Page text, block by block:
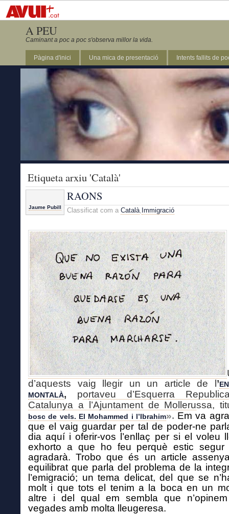
A PEU
Caminant a poc a poc s'observa millor la vida.
Pàgina d'inici Una mica de presentació Intents fallits de
Etiqueta arxiu 'Català'
Jaume Pubill
RAONS
Classificat com a Català, Immigració
d’aquests vaig llegir un un article de l ’
MONTALÀ, portaveu d’Esquerra
Catalunya a l’Ajuntament de Mollerussa,
bosc de vels. El Mohammed i l’Ibrahim». Em va
que el vaig guardar per tal de poder-ne
dia aquí i oferir-vos l’enllaç per si el voleu
exhorto a que ho feu perquè estic
agradarà. Trobo que és un article
equilibrat que parla del problema de la
l’emigració; un tema delicat,del que se
molt i que tots el tenim a la boca en un
altre i del qual em sembla que
vegades amb molta lleugeresa.